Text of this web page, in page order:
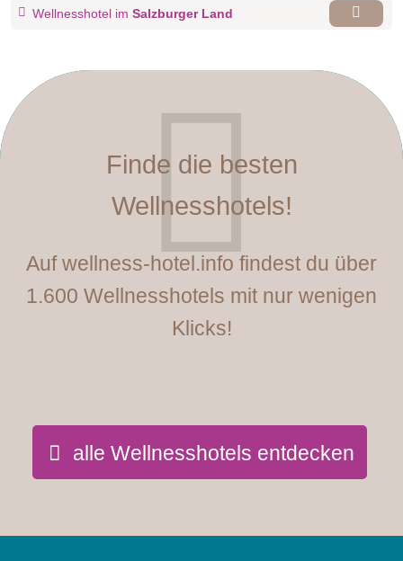
Wellnesshotel im Salzburger Land
Finde die besten
Wellnesshotels!
Auf wellness-hotel.info findest du über
1.600 Wellnesshotels mit nur wenigen
Klicks!
alle Wellnesshotels entdecken